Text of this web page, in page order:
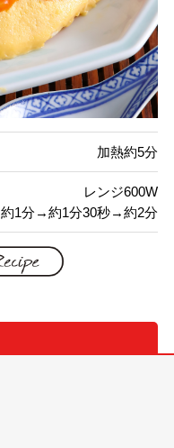
加熱約5分
レンジ600W
約1分→約1分30秒→約2分